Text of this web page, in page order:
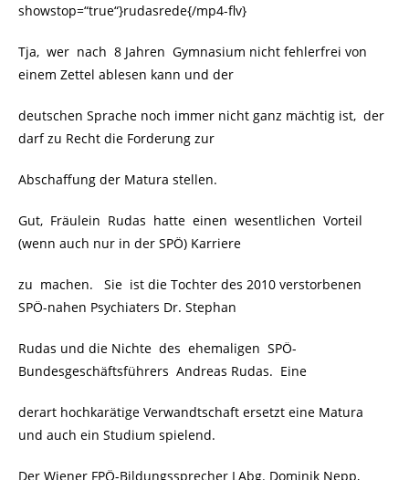
showstop=“true“}rudasrede{/mp4-flv}
Tja, wer nach 8 Jahren Gymnasium nicht fehlerfrei von
einem Zettel ablesen kann und der
deutschen Sprache noch immer nicht ganz mächtig ist, der
darf zu Recht die Forderung zur
Abschaffung der Matura stellen.
Gut, Fräulein Rudas hatte einen wesentlichen Vorteil
(wenn auch nur in der SPÖ) Karriere
zu machen. Sie ist die Tochter des 2010 verstorbenen
SPÖ-nahen Psychiaters Dr. Stephan
Rudas und die Nichte des ehemaligen SPÖ-
Bundesgeschäftsführers Andreas Rudas. Eine
derart hochkarätige Verwandtschaft ersetzt eine Matura
und auch ein Studium spielend.
Der Wiener FPÖ-Bildungssprecher LAbg. Dominik Nepp,